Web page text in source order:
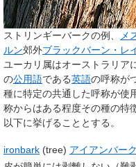
ストリンギーバークの例、 メ
ルン郊外ブラックバーン・レ
ユーカリ属はオーストラリア
の公用語である英語の呼称が
種に特定の共通した呼称が使
称からはある程度その種の特
以下に挙げることとする。
ironbark (tree) アイアンバーク